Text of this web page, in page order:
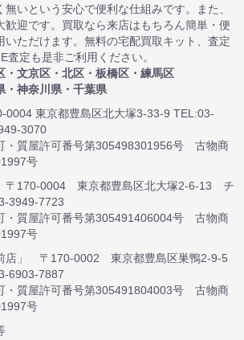
無いという安心で便利な仕組みです。また、
歓迎です。買取なら来店はもちろん簡単・便
いただけます。無料の宅配買取キット、査定
査定も是非ご利用ください。
文京区・北区・板橋区・練馬区
神奈川県・千葉県
0004 東京都豊島区北大塚3-33-9 TEL:03-
3070
・質屋許可番号第305498301956号 古物商
号
〒170-0004 東京都豊島区北大塚2-6-13 チ
3949-7723
・質屋許可番号第305491406004号 古物商
号
店」 〒170-0002 東京都豊島区巣鴨2-9-5
6903-7887
・質屋許可番号第305491804003号 古物商
号